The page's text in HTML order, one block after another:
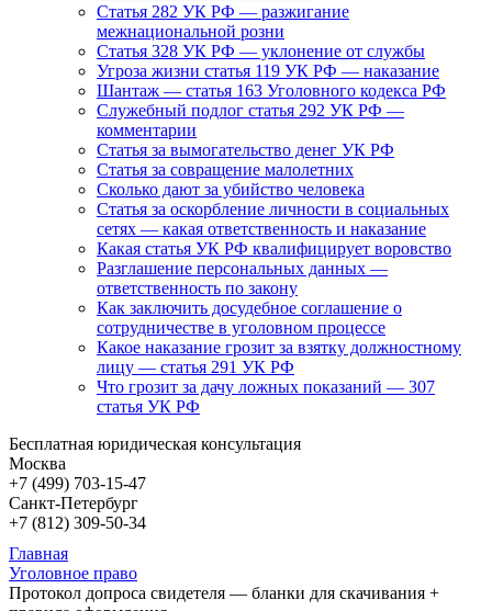
Статья 282 УК РФ — разжигание
межнациональной розни
Статья 328 УК РФ — уклонение от службы
Угроза жизни статья 119 УК РФ — наказание
Шантаж — статья 163 Уголовного кодекса РФ
Служебный подлог статья 292 УК РФ —
комментарии
Статья за вымогательство денег УК РФ
Статья за совращение малолетних
Сколько дают за убийство человека
Статья за оскорбление личности в социальных
сетях — какая ответственность и наказание
Какая статья УК РФ квалифицирует воровство
Разглашение персональных данных —
ответственность по закону
Как заключить досудебное соглашение о
сотрудничестве в уголовном процессе
Какое наказание грозит за взятку должностному
лицу — статья 291 УК РФ
Что грозит за дачу ложных показаний — 307
статья УК РФ
Бесплатная юридическая консультация
Москва
+7 (499) 703-15-47
Санкт-Петербург
+7 (812) 309-50-34
Главная
Уголовное право
Протокол допроса свидетеля — бланки для скачивания +